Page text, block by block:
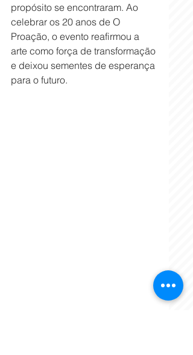
propósito se encontraram. Ao
celebrar os 20 anos de O
Proação, o evento reafirmou a
arte como força de transformação
e deixou sementes de esperança
para o futuro.